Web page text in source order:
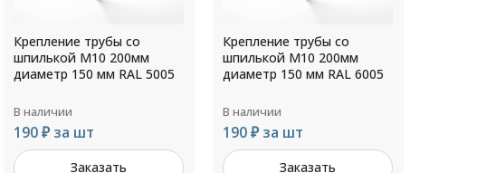
Крепление трубы со
шпилькой М10 200мм
диаметр 150 мм RAL 6005
В наличии
190 ₽ за шт
Заказать
Крепление трубы со
шпилькой М10 200мм
диаметр 300 мм RAL 9003
В наличии
313 ₽ за шт
Заказать